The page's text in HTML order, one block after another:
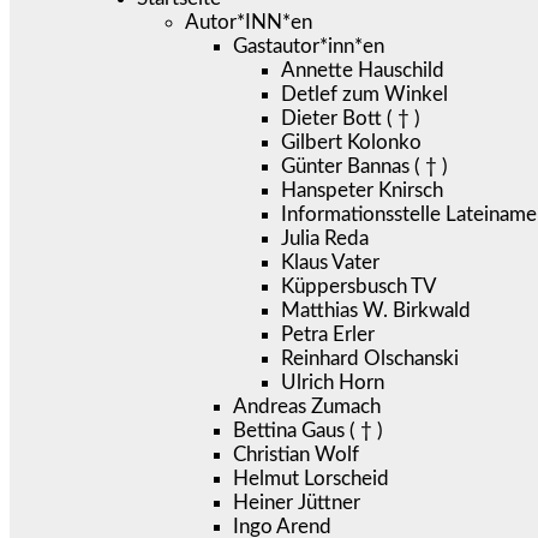
Autor*INN*en
Gastautor*inn*en
Annette Hauschild
Detlef zum Winkel
Dieter Bott ( † )
Gilbert Kolonko
Günter Bannas ( † )
Hanspeter Knirsch
Informationsstelle
Julia Reda
Klaus Vater
Küppersbusch TV
Matthias W. Birkwald
Petra Erler
Reinhard Olschanski
Ulrich Horn
Andreas Zumach
Bettina Gaus ( † )
Christian Wolf
Helmut Lorscheid
Heiner Jüttner
Ingo Arend